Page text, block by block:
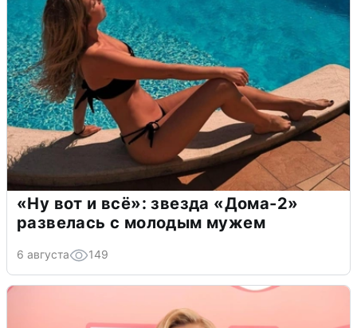
«Ну вот и всё»: звезда «Дома-2»
развелась с молодым мужем
6 августа 149